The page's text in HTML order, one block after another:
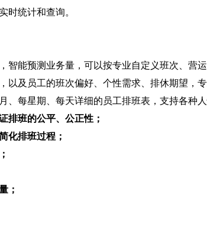
时统计和查询。
智能预测业务量，可以按专业自定义班次、营
以及员工的班次偏好、个性需求、排休期望，
、每星期、每天详细的员工排班表，支持各种人
排班的公平、公正性；
化排班过程；
；